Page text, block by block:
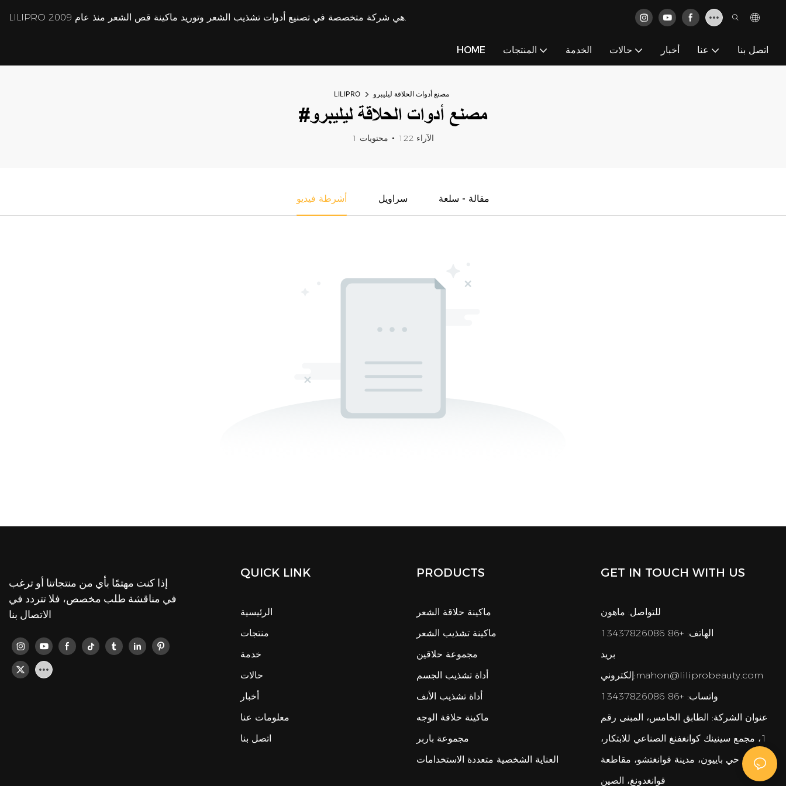
LILIPRO هي شركة متخصصة في تصنيع أدوات تشذيب الشعر وتوريد ماكينة قص الشعر منذ عام 2009.
HOME المنتجات الخدمة حالات أخبار عنا اتصل بنا
LILIPRO مصنع أدوات الحلاقة ليليبرو
#مصنع أدوات الحلاقة ليليبرو
1 محتويات 122 الآراء
أشرطة فيديو سراويل مقالة - سلعة
إذا كنت مهتمًا بأي من منتجاتنا أو ترغب
في مناقشة طلب مخصص، فلا تتردد في
QUICK LINK
الرئيسية
منتجات
خدمة
حالات
أخبار
معلومات عنا
اتصل بنا
PRODUCTS
ماكينة حلاقة الشعر
ماكينة تشذيب الشعر
مجموعة حلاقين
أداة تشذيب الجسم
أداة تشذيب الأنف
ماكينة حلاقة الوجه
مجموعة باربر
العناية الشخصية متعددة الاستخدامات
GET IN TOUCH WITH US
للتواصل: ماهون
الهاتف: +86 13437826086
بريد
إلكتروني:mahon@liliprobeauty.com
واتساب: +86 13437826086
عنوان الشركة: الطابق الخامس، المبنى رقم
1، مجمع سينينك كوانغفنغ الصناعي للابتكار،
حي باييون، مدينة قوانغتشو، مقاطعة
قوانغدونغ، الصين